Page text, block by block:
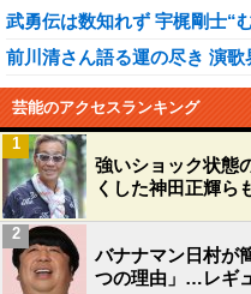
武勇伝は数知れず 宇梶剛士“
前川清さん語る運の尽き 演
芸能のアクセスランキング
強いショック状態
くした神田正輝ら
1
バナナマン日村が
つの理由」…レギ
2